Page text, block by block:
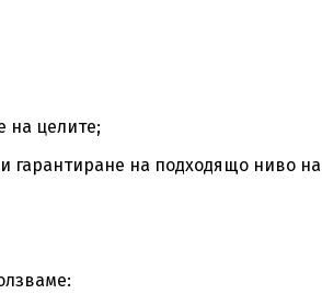
на целите;
гарантиране на подходящо ниво